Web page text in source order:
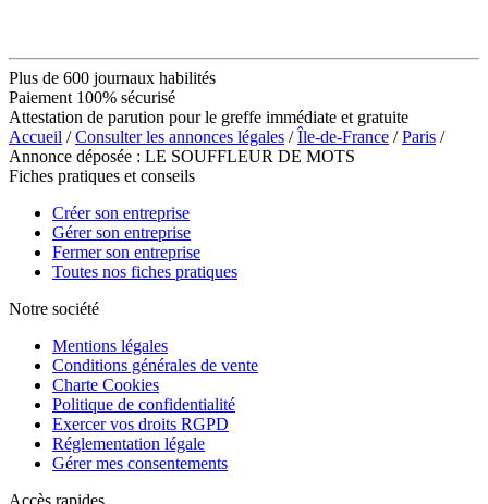
Plus de 600 journaux habilités
Paiement 100% sécurisé
Attestation de parution pour le greffe immédiate et gratuite
Accueil /Consulter les annonces légales /Île-de-France /Paris /
Annonce déposée : LE SOUFFLEUR DE MOTS
Fiches pratiques et conseils
Créer son entreprise
Gérer son entreprise
Fermer son entreprise
Toutes nos fiches pratiques
Notre société
Mentions légales
Conditions générales de vente
Charte Cookies
Politique de confidentialité
Exercer vos droits RGPD
Réglementation légale
Gérer mes consentements
Accès rapides